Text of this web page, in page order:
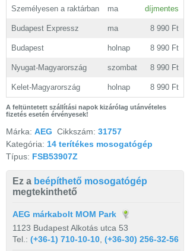
Személyesen a raktárban ma díjmentes
Budapest Expressz ma 8 990 Ft
Budapest holnap 8 990 Ft
Nyugat-Magyarország szombat 8 990 Ft
Kelet-Magyarország holnap 8 990 Ft
A feltüntetett szállítási napok kizárólag utánvételes
fizetés esetén érvényesek!
Márka: AEG Cikkszám: 31757
Kategória: 14 terítékes mosogatógép
Típus: FSB53907Z
Ez a beépíthető mosogatógép
megtekinthető
AEG márkabolt MOM Park
1123 Budapest Alkotás utca 53
Tel.: (+36-1) 710-10-10 (+36-30) 256-32-56